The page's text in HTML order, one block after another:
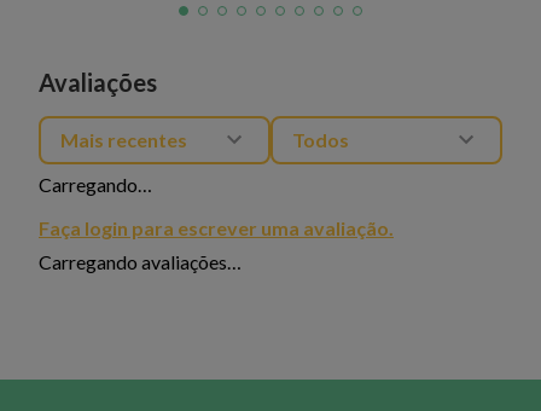
Avaliações
Carregando…
Faça login para escrever uma avaliação.
Mais recentes Todos
Carregando avaliações…